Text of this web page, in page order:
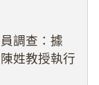
以手機傳送
調查：據
姓教授執行